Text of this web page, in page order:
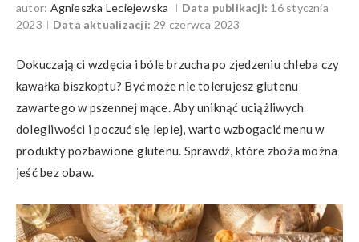
autor: Agnieszka Leciejewska Data publikacji: 16 stycznia
2023
Data aktualizacji: 29 czerwca 2023
Dokuczają ci wzdęcia i bóle brzucha po zjedzeniu chleba czy
kawałka biszkoptu? Być może nie tolerujesz glutenu
zawartego w pszennej mące. Aby uniknąć uciążliwych
dolegliwości i poczuć się lepiej, warto wzbogacić menu w
produkty pozbawione glutenu. Sprawdź, które zboża można
jeść bez obaw.